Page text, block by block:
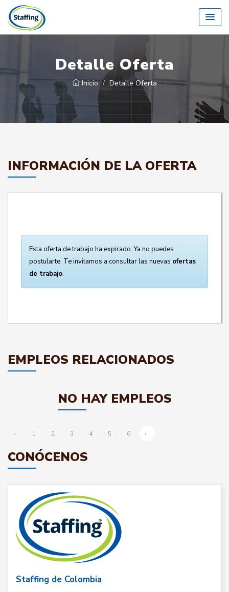
Detalle Oferta
Inicio Detalle Oferta
INFORMACIÓN DE LA OFERTA
Esta oferta de trabajo ha expirado. Ya no puedes
postularte. Te invitamos a consultar las nuevas ofertas
de trabajo.
EMPLEOS RELACIONADOS
NO HAY EMPLEOS
‹ 1 2 3 4 5 6 ›
CONÓCENOS
Staffing de Colombia